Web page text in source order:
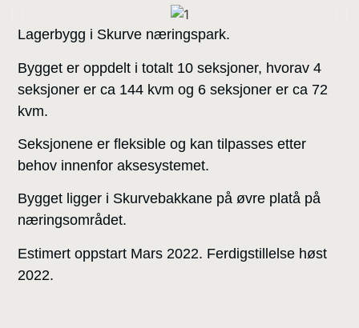
Lagerbygg i Skurve næringspark.
Bygget er oppdelt i totalt 10 seksjoner, hvorav 4
seksjoner er ca 144 kvm og 6 seksjoner er ca 72
kvm.
Seksjonene er fleksible og kan tilpasses etter
behov innenfor aksesystemet.
Bygget ligger i Skurvebakkane på øvre platå på
næringsområdet.
Estimert oppstart Mars 2022. Ferdigstillelse høst
2022.